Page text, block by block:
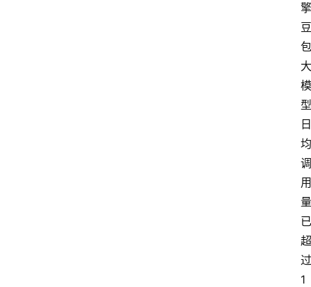
擎
豆
包
大
模
型
日
均
调
用
量
已
超
过
1